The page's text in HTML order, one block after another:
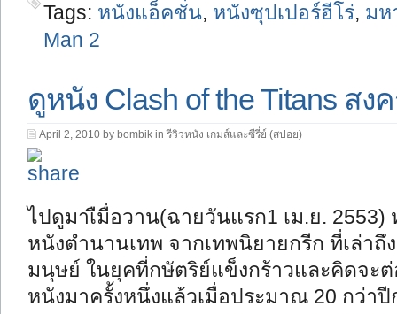
Tags: หนังแอ็คชั่น, หนังซุปเปอร์ฮีโร่, มห
Man 2
ดูหนัง Clash of the Titans ส
April 2, 2010 by bombik inรีวิวหนัง เกมส์และซีรี่ย์ (สปอย)
ไปดูมาเืมื่อวาน(ฉายวันแรก1 เม.ย.
หนังตำนานเทพ จากเทพนิยายกรีก ที่เล่า
มนุษย์ ในยุคที่กษัตริย์แข็งกร้าวและคิดจะต่
หนังมาครั้งหนึ่งแล้วเมื่อประมาณ 20 กว่า